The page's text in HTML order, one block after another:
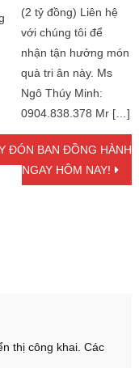
(2 tỷ đồng) Liên hệ
với chúng tôi để
nhận tận hưởng món
quà tri ân này. Ms
Ngô Thúy Minh:
0904.838.378 Mr […]
ĐÓN BẠN ĐỒNG HÀNH
NGAY HÔM NAY!
thị công khai. Các